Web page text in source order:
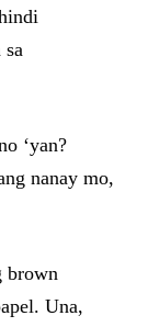
sa
‘yan?
nanay mo,
brown
Una,